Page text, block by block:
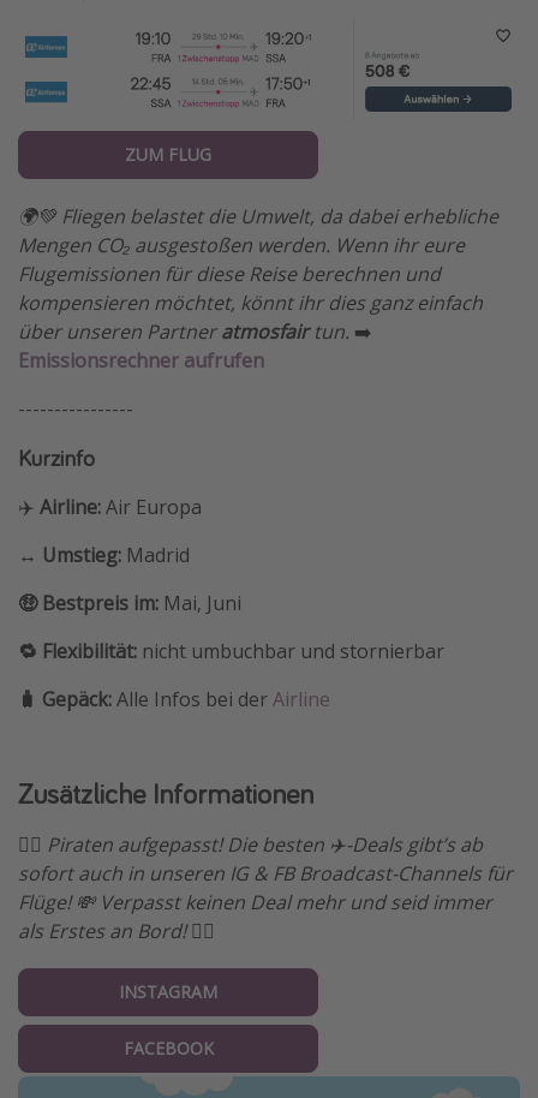
ZUM FLUG
🌍💚 Fliegen belastet die Umwelt, da dabei erhebliche
Mengen CO₂ ausgestoßen werden. Wenn ihr eure
Flugemissionen für diese Reise berechnen und
kompensieren möchtet, könnt ihr dies ganz einfach
über unseren Partneratmosfairtun. ➡️
Emissionsrechner aufrufen
----------------
Kurzinfo
✈️ Airline:Air Europa
↔️ Umstieg: Madrid
🤑 Bestpreis im: Mai, Juni
🔁 Flexibilität: nicht umbuchbar und stornierbar
🧳 Gepäck:Alle Infos bei derAirline
Zusätzliche Informationen
🏴‍☠️ Piraten aufgepasst! Die besten ✈️-Deals gibt’s ab
sofort auch in unseren IG & FB Broadcast-Channels für
Flüge! 💸 Verpasst keinen Deal mehr und seid immer
als Erstes an Bord! 🏴‍☠️
INSTAGRAM
FACEBOOK